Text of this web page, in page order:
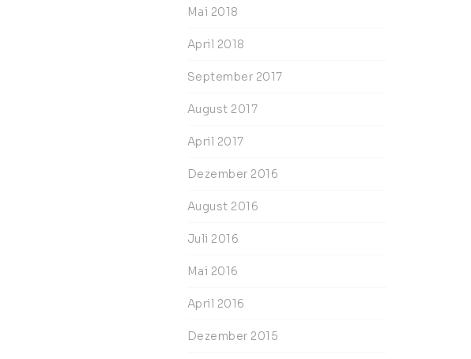
Mai 2018
April 2018
September 2017
August 2017
April 2017
Dezember 2016
August 2016
Juli 2016
Mai 2016
April 2016
Dezember 2015